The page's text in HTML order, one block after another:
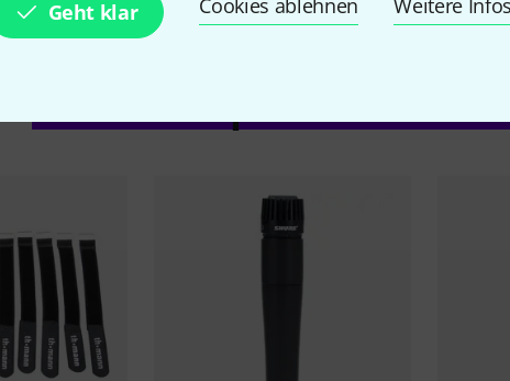
Geht klar Cookies ablehnen Weitere Infos